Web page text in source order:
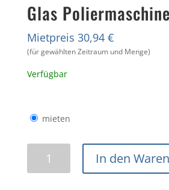
Glas Poliermaschine
Mietpreis 30,94 €
(für gewählten Zeitraum und Menge)
Verfügbar
mieten
Poliermaschine
In den